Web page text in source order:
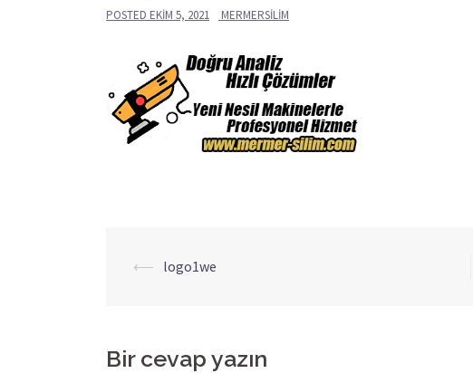
POSTED EKIM 5, 2021 MERMERSILIM
Yazı
⟵ logo1we
Bir cevap yazın